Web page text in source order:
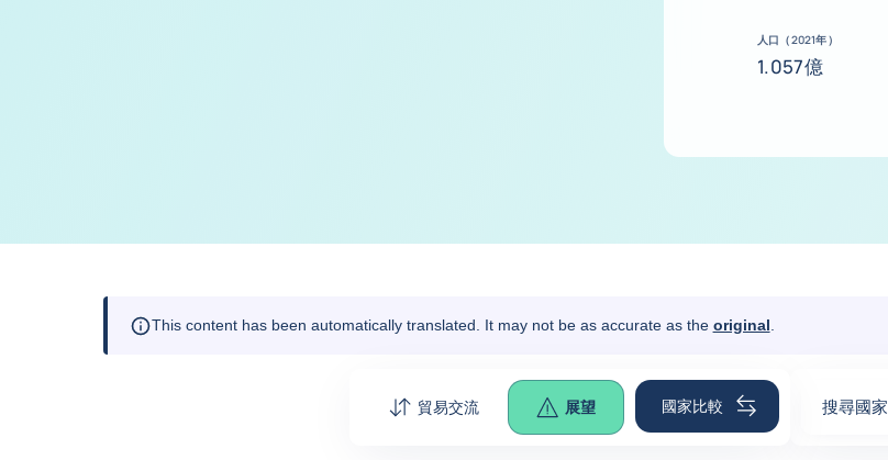
人口（2021年）
1.057億
This content has been automatically translated. It may not be as accurate as the original
貿易交流 展望 國家比較 搜尋國家